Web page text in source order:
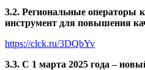
3.2. Региональные операторы
инструмент для повышения
https://clck.ru/3DQbYv
3.3. С 1 марта 2025 года –